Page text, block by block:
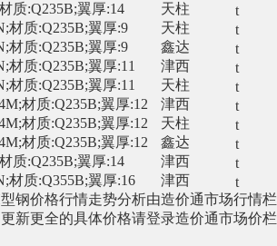
质:Q235B;翼厚:14 天柱
t
材质:Q235B;翼厚:9 天柱
t
材质:Q235B;翼厚:9 鑫达
t
材质:Q235B;翼厚:11 津西
t
材质:Q235B;翼厚:11 天柱
t
材质:Q235B;翼厚:12 津西
t
材质:Q235B;翼厚:12 天柱
t
材质:Q235B;翼厚:12 鑫达
t
质:Q235B;翼厚:14 津西
t
材质:Q355B;翼厚:16 津西
t
型钢价格行情走势分析由造价通市场行情栏
更新更全的具体价格请登录造价通市场价栏